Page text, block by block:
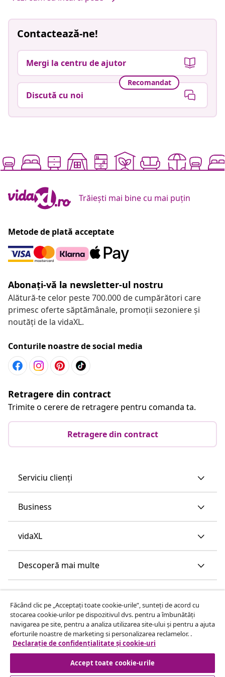
Contactează-ne!
Mergi la centru de ajutor
Recomandat
Discută cu noi
Trăiești mai bine cu mai puțin
Metode de plată acceptate
Abonați-vă la newsletter-ul nostru
Alătură-te celor peste 700.000 de cumpărători care
primesc oferte săptămânale, promoții sezoniere și
noutăți de la vidaXL.
Conturile noastre de social media
Retragere din contract
Trimite o cerere de retragere pentru comanda ta.
Retragere din contract
Serviciu clienți
Business
vidaXL
Descoperă mai multe
Făcând clic pe „Acceptați toate cookie-urile”, sunteți de acord cu
stocarea cookie-urilor pe dispozitivul dvs. pentru a îmbunătăți
navigarea pe site, pentru a analiza utilizarea site-ului și pentru a ajuta
eforturile noastre de marketing si personalizarea reclamelor. .
Declarație de confidențialitate și cookie-uri
Accept toate cookie-urile